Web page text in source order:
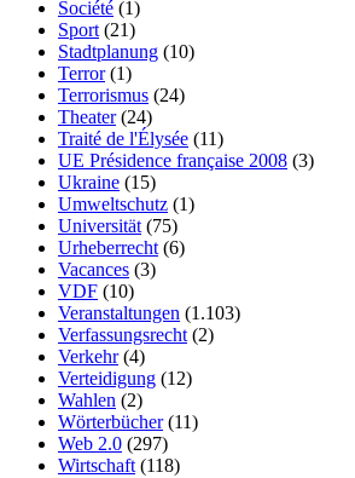
Société (1)
Sport (21)
Stadtplanung (10)
Terror(1)
Terrorismus (24)
Theater(24)
Traité de l'Élysée (11)
UE Présidence française 2008 (3)
Ukraine (15)
Umweltschutz (1)
Universität (75)
Urheberrecht (6)
Vacances (3)
VDF (10)
Veranstaltungen (1.103)
Verfassungsrecht (2)
Verkehr(4)
Verteidigung (12)
Wahlen (2)
Wörterbücher(11)
Web 2.0 (297)
Wirtschaft (118)